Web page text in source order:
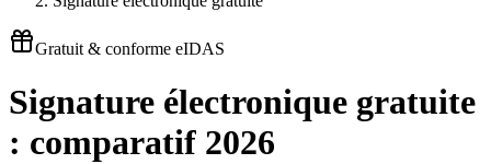
Gratuit & conforme eIDAS
Signature électronique gratuite
: comparatif 2026